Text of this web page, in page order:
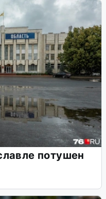
потушен